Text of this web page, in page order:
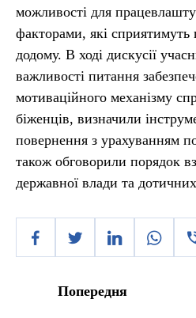
можливості для
факторами, які сприятимуть
додому. В ході дискусії
важливості питання
мотиваційного механізму
біженців, визначили
повернення з урахуванням
також обговорили порядок
державної влади та
Попередня